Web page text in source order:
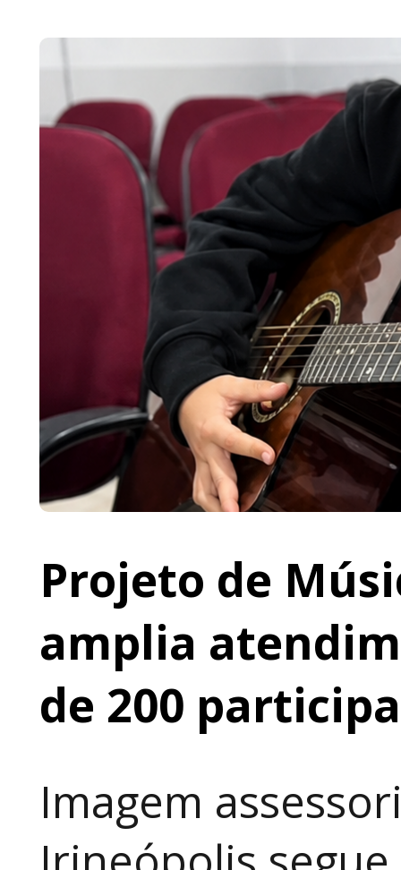
Projeto de
amplia
de 200
Imagem